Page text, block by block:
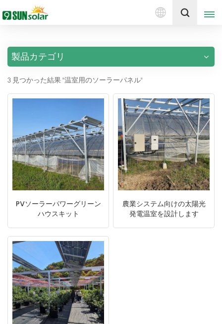
日
Deutsch
русский
italiano
español
português
العربية
見積もりを取得する
製品カテゴリ
3 見つかった結果 "温室用のソーラーパネル"
PVソーラーパワーグリーン
ハウスキット
農業システム向けの太陽光
発電温室を設計します